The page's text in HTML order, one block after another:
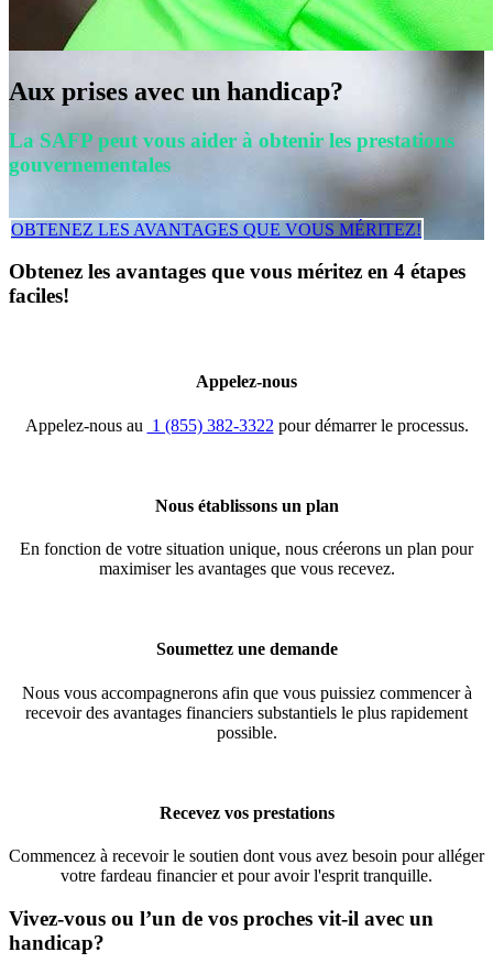
Aux prises avec un handicap?
La SAFP peut vous aider à obtenir les prestations
gouvernementales
OBTENEZ LES AVANTAGES QUE VOUS MÉRITEZ!
Obtenez les avantages que vous méritez en 4 étapes
faciles!
Appelez-nous
Appelez-nous au 1 (855) 382-3322 pour démarrer le processus.
Nous établissons un plan
En fonction de votre situation unique, nous créerons un plan pour
maximiser les avantages que vous recevez.
Soumettez une demande
Nous vous accompagnerons afin que vous puissiez commencer à
recevoir des avantages financiers substantiels le plus rapidement
possible.
Recevez vos prestations
Commencez à recevoir le soutien dont vous avez besoin pour alléger
votre fardeau financier et pour avoir l'esprit tranquille.
Vivez-vous ou l’un de vos proches vit-il avec un
handicap?